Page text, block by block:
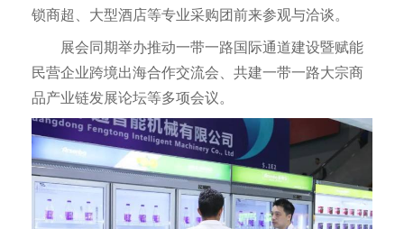
锁商超、大型酒店等专业采购团前来参观与洽谈。
展会同期举办推动一带一路国际通道建设暨赋能
民营企业跨境出海合作交流会、共建一带一路大宗商
品产业链发展论坛等多项会议。